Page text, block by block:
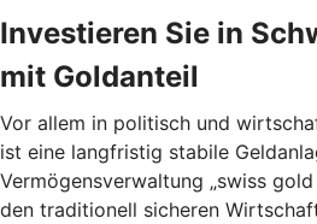
Investieren Sie in
mit Goldanteil
Vor allem in politisch und
ist eine langfristig stabile
Vermögensverwaltung „swiss
den traditionell sicheren